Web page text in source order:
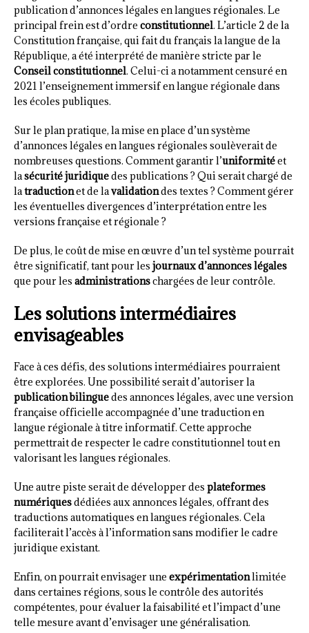
publication d’annonces légales en langues régionales. Le
principal frein est d’ordre constitutionnel. L’article 2 de la
Constitution française, qui fait du français la langue de la
République, a été interprété de manière stricte par le
Conseil constitutionnel. Celui-ci a notamment censuré en
2021 l’enseignement immersif en langue régionale dans
les écoles publiques.
Sur le plan pratique, la mise en place d’un système
d’annonces légales en langues régionales soulèverait de
nombreuses questions. Comment garantir l’uniformitéet
lasécurité juridiquedes publications ? Qui serait chargé de
latraductionet de lavalidationdes textes ? Comment gérer
les éventuelles divergences d’interprétation entre les
versions française et régionale ?
De plus, le coût de mise en œuvre d’un tel système pourrait
être significatif, tant pour les journaux d’annonces légales
que pour les administrationschargées de leur contrôle.
Les solutions intermédiaires
envisageables
Face à ces défis, des solutions intermédiaires pourraient
être explorées. Une possibilité serait d’autoriser la
publication bilinguedes annonces légales, avec une version
française officielle accompagnée d’une traduction en
langue régionale à titre informatif. Cette approche
permettrait de respecter le cadre constitutionnel tout en
valorisant les langues régionales.
Une autre piste serait de développer des plateformes
numériquesdédiées aux annonces légales, offrant des
traductions automatiques en langues régionales. Cela
faciliterait l’accès à l’information sans modifier le cadre
juridique existant.
Enfin, on pourrait envisager une expérimentationlimitée
dans certaines régions, sous le contrôle des autorités
compétentes, pour évaluer la faisabilité et l’impact d’une
telle mesure avant d’envisager une généralisation.